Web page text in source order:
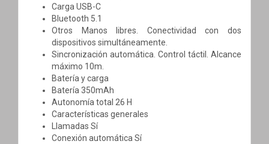
Carga USB-C
Bluetooth 5.1
Otros Manos libres. Conectividad con dos
dispositivos simultáneamente.
Sincronización automática. Control táctil. Alcance
máximo 10m.
Batería y carga
Batería 350mAh
Autonomía total 26 H
Características generales
Llamadas Sí
Conexión automática Sí